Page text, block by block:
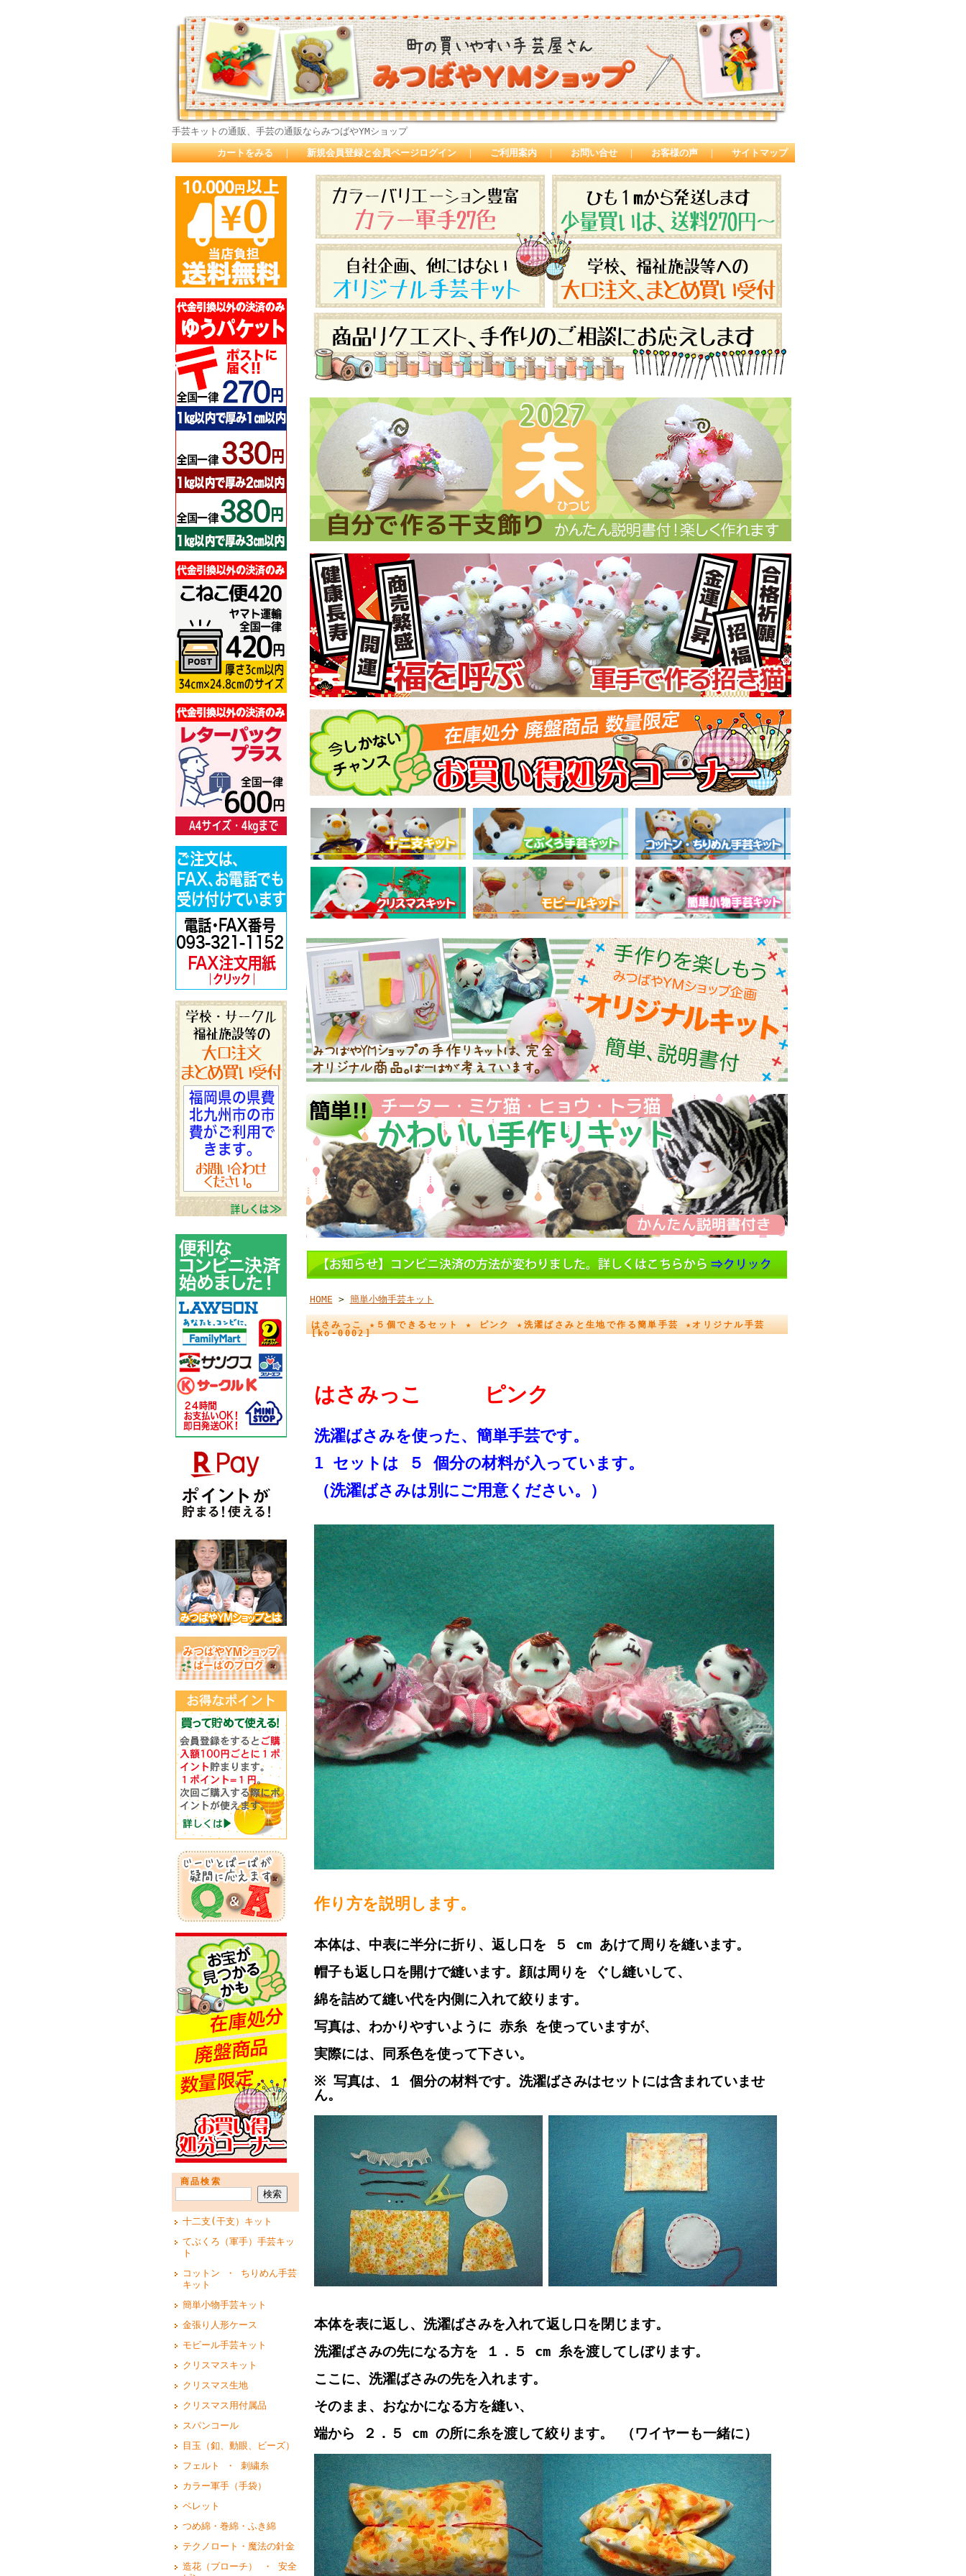
手芸キットの通販、手芸の通販ならみつばやYMショップ
カートをみる ｜ 新規会員登録と会員ページログイン ｜ ご利用案内 ｜ お問い合せ ｜ お客様の声 ｜ サイトマップ
商品検索
十二支(干支）キット
てぶくろ（軍手）手芸キッ
ト
コットン ・ ちりめん手芸
キット
簡単小物手芸キット
金張り人形ケース
モビール手芸キット
クリスマスキット
クリスマス生地
クリスマス用付属品
スパンコール
目玉（釦、動眼、ビーズ）
フェルト ・ 刺繍糸
カラー軍手（手袋）
ペレット
つめ綿・巻綿・ふき綿
テクノロート・魔法の針金
造花（ブローチ） ・ 安全
HOME > 簡単小物手芸キット
はさみっこ ★５個できるセット ★ ピンク ★洗濯ばさみと生地で作る簡単手芸 ★オリジナル手芸
[ko-0002]
はさみっこ ピンク
洗濯ばさみを使った、簡単手芸です。
1 セットは ５ 個分の材料が入っています。
（洗濯ばさみは別にご用意ください。）
作り方を説明します。
本体は、中表に半分に折り、返し口を ５ cm あけて周りを縫います。
帽子も返し口を開けで縫います。顔は周りを ぐし縫いして、
綿を詰めて縫い代を内側に入れて絞ります。
写真は、わかりやすいように 赤糸 を使っていますが、
実際には、同系色を使って下さい。
※ 写真は、１ 個分の材料です。洗濯ばさみはセットには含まれていませ
ん。
本体を表に返し、洗濯ばさみを入れて返し口を閉じます。
洗濯ばさみの先になる方を １．５ cm 糸を渡してしぼります。
ここに、洗濯ばさみの先を入れます。
そのまま、おなかになる方を縫い、
端から ２．５ cm の所に糸を渡して絞ります。 （ワイヤーも一緒に）